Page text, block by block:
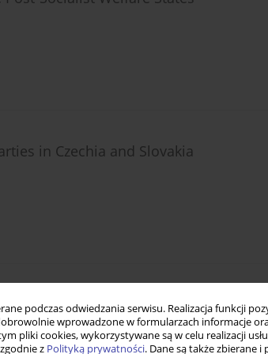
podczas odwiedzania serwisu. Realizacja funkcji
wprowadzone w formularzach informacje
pliki cookies, wykorzystywane są w celu realizacji
z Polityką prywatności. Dane są także zbierane
in Czechia and Slovakia
case of Poland – opportunities and